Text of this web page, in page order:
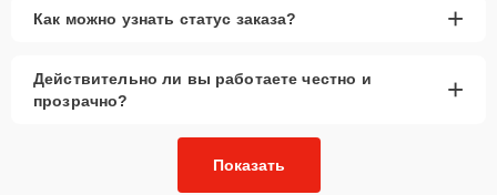
Как можно узнать статус заказа? +
Действительно ли вы работаете честно и
прозрачно?
+
Показать